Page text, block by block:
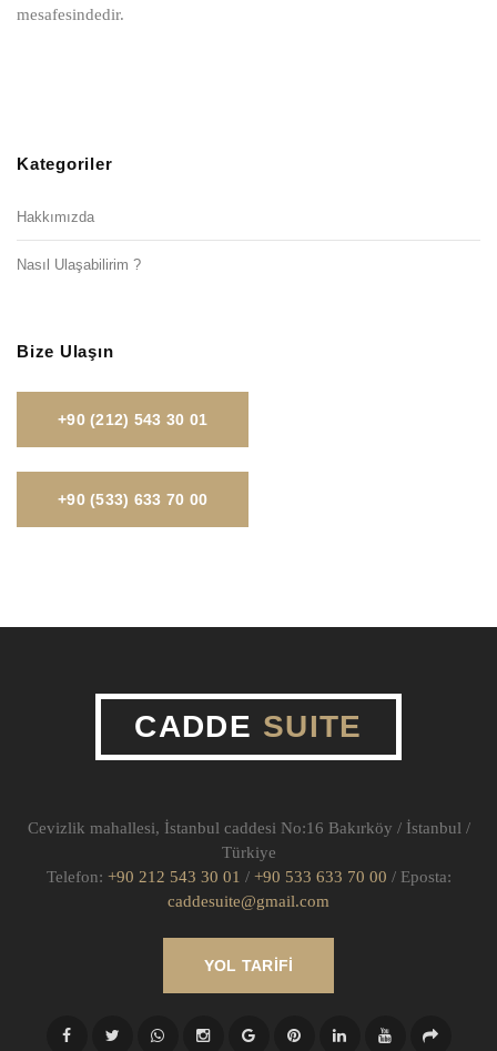
mesafesindedir.
Kategoriler
Hakkımızda
Nasıl Ulaşabilirim ?
Bize Ulaşın
+90 (212) 543 30 01
+90 (533) 633 70 00
CADDE SUITE
Cevizlik mahallesi, İstanbul caddesi No:16 Bakırköy / İstanbul /
Türkiye
Telefon: +90 212 543 30 01 / +90 533 633 70 00 / Eposta:
caddesuite@gmail.com
YOL TARIFI